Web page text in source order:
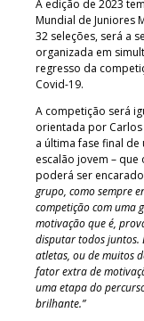
A edição de 2023
Mundial de Juniores
32 seleções, será a
organizada em
regresso da
Covid-19.
A competição será
orientada por
a última fase final
escalão jovem –
poderá ser
grupo, como sempre
competição com uma
motivação que é,
disputar todos juntos.
atletas, ou de muitos
fator extra de
uma etapa do
brilhante.”